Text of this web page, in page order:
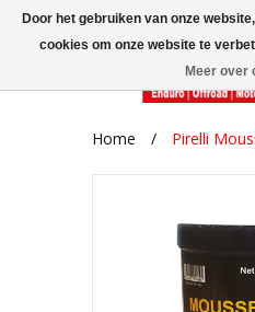
Home / Pirelli
Door het gebruiken van onze
cookies om onze website te
Meer over